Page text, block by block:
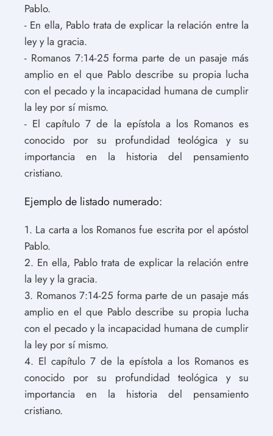
Pablo.
- En ella, Pablo trata de explicar la relación entre la
ley y la gracia.
- Romanos 7:14-25 forma parte de un pasaje más
amplio en el que Pablo describe su propia lucha
con el pecado y la incapacidad humana de cumplir
la ley por sí mismo.
- El capítulo 7 de la epístola a los Romanos es
conocido por su profundidad teológica y su
importancia en la historia del pensamiento
cristiano.
Ejemplo de listado numerado:
1. La carta a los Romanos fue escrita por el apóstol
Pablo.
2. En ella, Pablo trata de explicar la relación entre
la ley y la gracia.
3. Romanos 7:14-25 forma parte de un pasaje más
amplio en el que Pablo describe su propia lucha
con el pecado y la incapacidad humana de cumplir
la ley por sí mismo.
4. El capítulo 7 de la epístola a los Romanos es
conocido por su profundidad teológica y su
importancia en la historia del pensamiento
cristiano.